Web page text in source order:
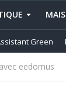
Green
eedomus